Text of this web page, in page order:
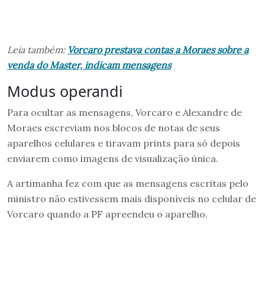
Leia também: Vorcaro prestava contas a Moraes sobre a
venda do Master, indicam mensagens
Modus operandi
Para ocultar as mensagens, Vorcaro e Alexandre de
Moraes escreviam nos blocos de notas de seus
aparelhos celulares e tiravam prints para só depois
enviarem como imagens de visualização única.
A artimanha fez com que as mensagens escritas pelo
ministro não estivessem mais disponíveis no celular de
Vorcaro quando a PF apreendeu o aparelho.